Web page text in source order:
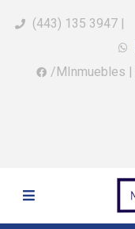
(443) 135 3947 |
/MInmuebles |